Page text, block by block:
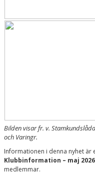
Bilden visar fr. v.
och Varingr.
Informationen i denna nyhet är
Klubbinformation – maj 2026
medlemmar.